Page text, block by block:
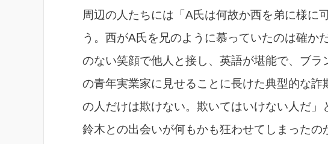
周辺の人たちには「A氏は何故か西を弟に様に
う。西がA氏を兄のように慕っていたのは確か
のない笑顔で他人と接し、英語が堪能で、ブ
の青年実業家に見せることに長けた典型的な
の人だけは欺けない。欺いてはいけない人だ」
鈴木との出会いが何もかも狂わせてしまったの